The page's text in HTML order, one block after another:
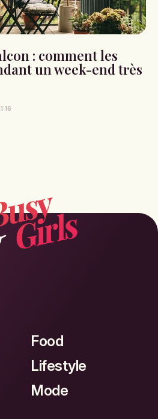
: comment les
un week-end très
Food
Lifestyle
Mode